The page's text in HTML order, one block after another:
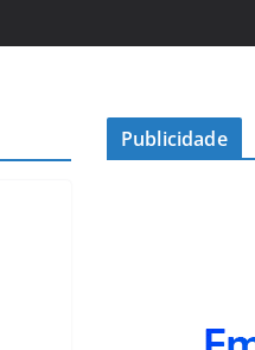
Publicidade